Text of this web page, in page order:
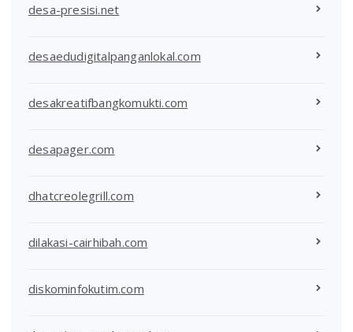
desa-presisi.net
desaedudigitalpanganlokal.com
desakreatifbangkomukti.com
desapager.com
dhatcreolegrill.com
dilakasi-cairhibah.com
diskominfokutim.com